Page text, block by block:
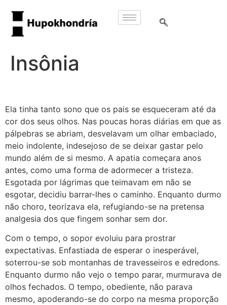
Insônia
Ela tinha tanto sono que os pais se esqueceram até da
cor dos seus olhos. Nas poucas horas diárias em que as
pálpebras se abriam, desvelavam um olhar embaciado,
meio indolente, indesejoso de se deixar gastar pelo
mundo além de si mesmo. A apatia começara anos
antes, como uma forma de adormecer a tristeza.
Esgotada por lágrimas que teimavam em não se
esgotar, decidiu barrar-lhes o caminho. Enquanto durmo
não choro, teorizava ela, refugiando-se na pretensa
analgesia dos que fingem sonhar sem dor.
Com o tempo, o sopor evoluiu para prostrar
expectativas. Enfastiada de esperar o inesperável,
soterrou-se sob montanhas de travesseiros e edredons.
Enquanto durmo não vejo o tempo parar, murmurava de
olhos fechados. O tempo, obediente, não parava
mesmo, apoderando-se do corpo na mesma proporção